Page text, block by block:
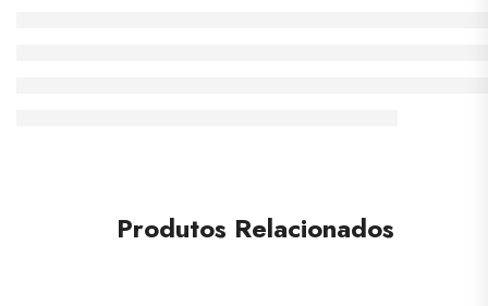
Produtos Relacionados